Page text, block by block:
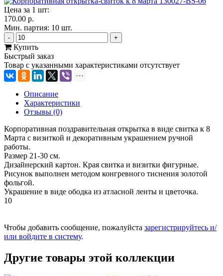
Цена за 1 шт:
170.00 р.
Мин. партия: 10 шт.
- +
Купить
Быстрый заказ
Товар с указанными характеристиками отсутствует
Описание
Характеристики
Отзывы (0)
Корпоративная поздравительная открытка в виде свитка к 8
Марта с визиткой и декоративным украшением ручной
работы.
Размер 21-30 см.
Дизайнерский картон. Края свитка и визитки фигурные.
Рисунок выполнен методом конгревного тиснения золотой
фольгой.
Украшение в виде ободка из атласной ленты и цветочка.
10
Чтобы добавить сообщение, пожалуйста зарегистрируйтесь и/
или войдите в систему.
Другие товары этой коллекции